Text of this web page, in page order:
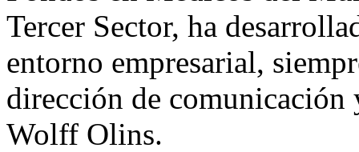
Tercer Sector, ha
entorno empresarial,
dirección de
Wolff Olins.